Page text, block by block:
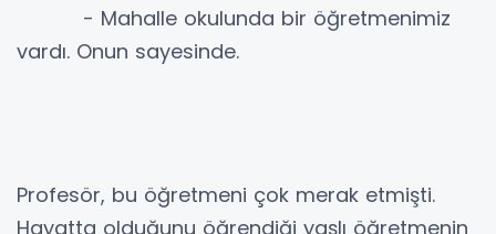
- Mahalle okulunda bir öğretmenimiz
vardı. Onun sayesinde.
Profesör, bu öğretmeni çok merak etmişti.
Hayatta olduğunu öğrendiği yaşlı öğretmenin